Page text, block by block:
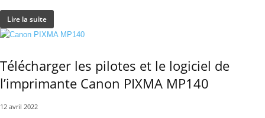
Lire la suite
Télécharger les pilotes et le logiciel de
l’imprimante Canon PIXMA MP140
12 avril 2022